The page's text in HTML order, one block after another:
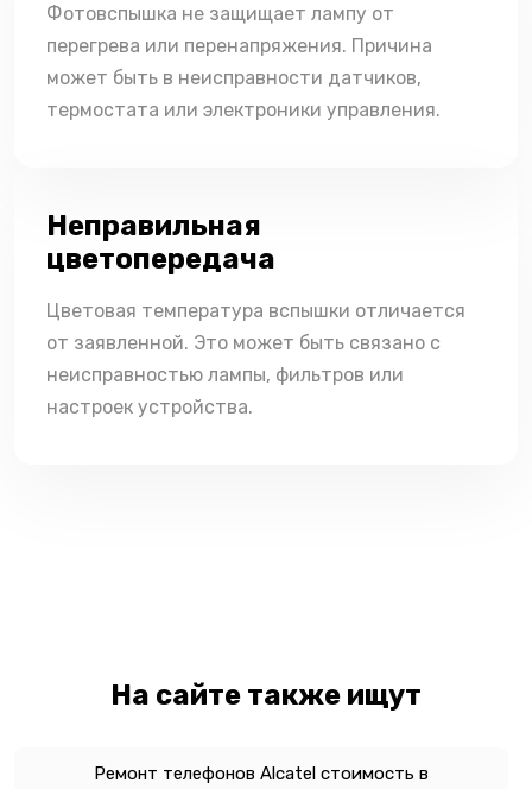
Фотовспышка не защищает лампу от
перегрева или перенапряжения. Причина
может быть в неисправности датчиков,
термостата или электроники управления.
Неправильная
цветопередача
Цветовая температура вспышки отличается
от заявленной. Это может быть связано с
неисправностью лампы, фильтров или
настроек устройства.
На сайте также ищут
Ремонт телефонов Alcatel стоимость в